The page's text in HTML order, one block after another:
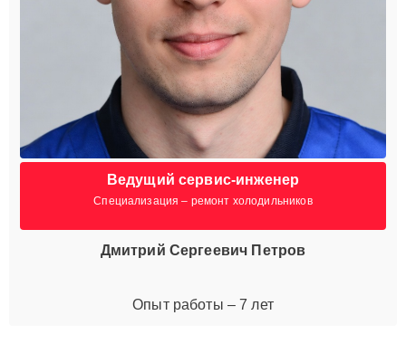
Ведущий сервис-инженер
Специализация – ремонт холодильников
Дмитрий Сергеевич Петров
Опыт работы – 7 лет